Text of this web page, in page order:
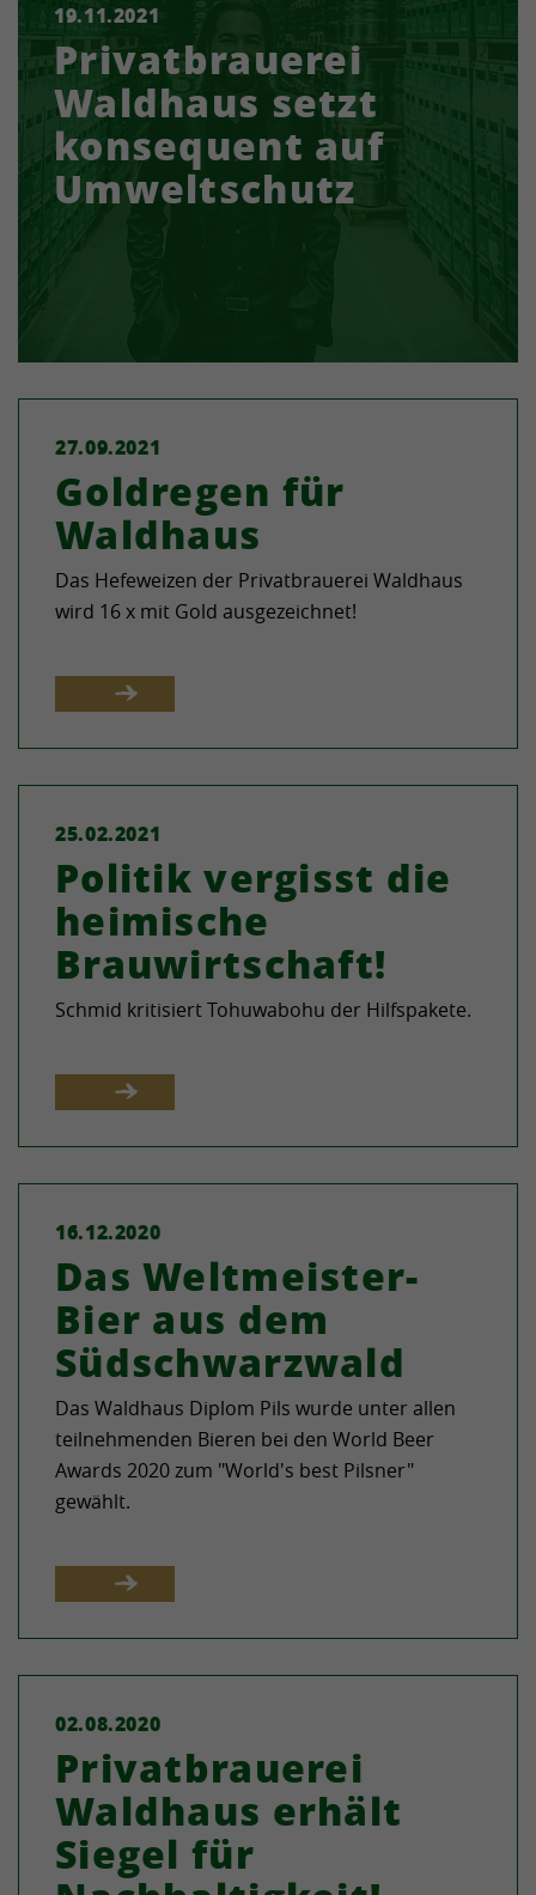
19.11.2021
Privatbrauerei
Waldhaus setzt
konsequent auf
Umweltschutz
Waldhaus erhält zum sechsten Mal in Folge das
Prüfsiegel für Nachhaltigkeit.
27.09.2021
Goldregen für
Waldhaus
Das Hefeweizen der Privatbrauerei Waldhaus
wird 16 x mit Gold ausgezeichnet!
25.02.2021
Politik vergisst die
heimische
Brauwirtschaft!
Schmid kritisiert Tohuwabohu der Hilfspakete.
16.12.2020
Das Weltmeister-
Bier aus dem
Südschwarzwald
Das Waldhaus Diplom Pils wurde unter allen
teilnehmenden Bieren bei den World Beer
Awards 2020 zum "World's best Pilsner"
gewählt.
02.08.2020
Privatbrauerei
Waldhaus erhält
Siegel für